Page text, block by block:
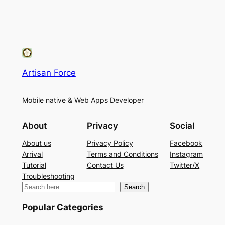
Artisan Force
Mobile native & Web Apps Developer
About
About us
Arrival
Tutorial
Troubleshooting
Privacy
Privacy Policy
Terms and Conditions
Contact Us
Social
Facebook
Instagram
Twitter/X
検
Search
Popular Categories